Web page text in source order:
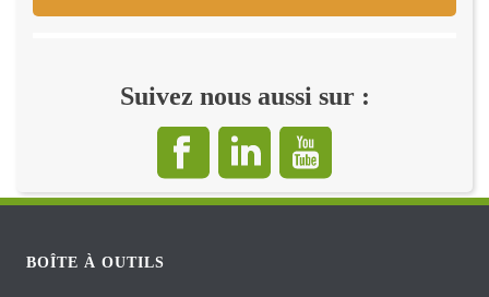
Suivez nous aussi sur :
BOÎTE À OUTILS